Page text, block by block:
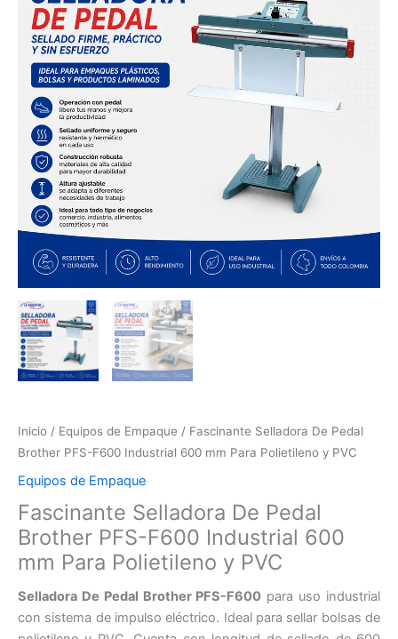
Inicio / Equipos de Empaque / Fascinante Selladora De Pedal
Brother PFS-F600 Industrial 600 mm Para Polietileno y PVC
Equipos de Empaque
Fascinante Selladora De Pedal
Brother PFS-F600 Industrial 600
mm Para Polietileno y PVC
Selladora De Pedal Brother PFS-F600 para uso industrial
con sistema de impulso eléctrico. Ideal para sellar bolsas de